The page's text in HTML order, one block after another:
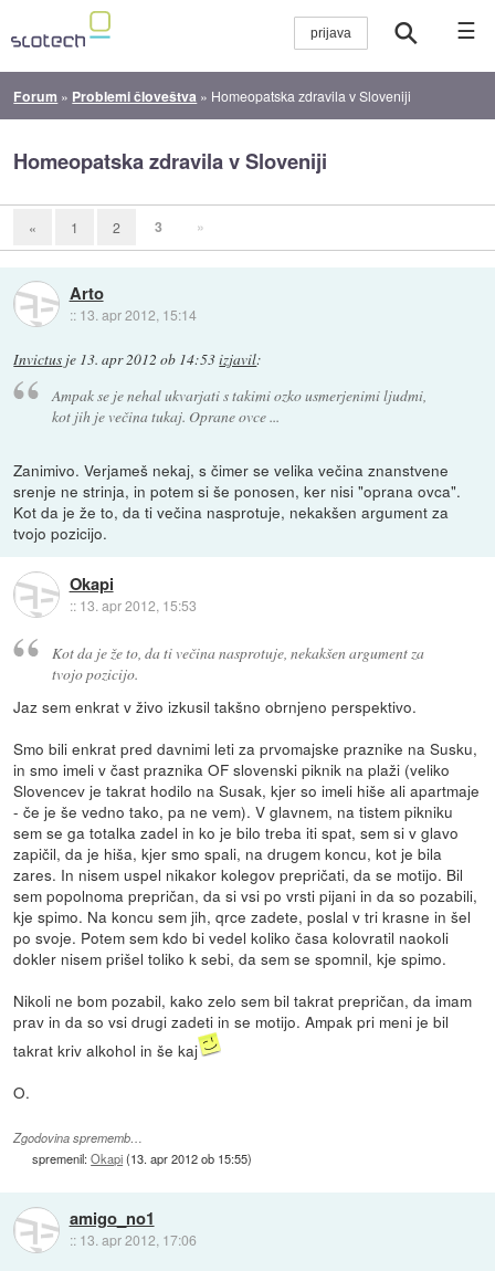
☰
Forum » Problemi človeštva » Homeopatska zdravila v Sloveniji
Homeopatska zdravila v Sloveniji
« 1 2 3 »
Arto
:: 13. apr 2012, 15:14
Invictus je 13. apr 2012 ob 14:53izjavil:
Ampak se je nehal ukvarjati s takimi ozko usmerjenimi ljudmi,
kot jih je večina tukaj. Oprane ovce ...
Zanimivo. Verjameš nekaj, s čimer se velika večina znanstvene
srenje ne strinja, in potem si še ponosen, ker nisi "oprana ovca".
Kot da je že to, da ti večina nasprotuje, nekakšen argument za
tvojo pozicijo.
Okapi
:: 13. apr 2012, 15:53
Kot da je že to, da ti večina nasprotuje, nekakšen argument za
tvojo pozicijo.
Jaz sem enkrat v živo izkusil takšno obrnjeno perspektivo.
Smo bili enkrat pred davnimi leti za prvomajske praznike na Susku,
in smo imeli v čast praznika OF slovenski piknik na plaži (veliko
Slovencev je takrat hodilo na Susak, kjer so imeli hiše ali apartmaje
- če je še vedno tako, pa ne vem). V glavnem, na tistem pikniku
sem se ga totalka zadel in ko je bilo treba iti spat, sem si v glavo
zapičil, da je hiša, kjer smo spali, na drugem koncu, kot je bila
zares. In nisem uspel nikakor kolegov prepričati, da se motijo. Bil
sem popolnoma prepričan, da si vsi po vrsti pijani in da so pozabili,
kje spimo. Na koncu sem jih, qrce zadete, poslal v tri krasne in šel
po svoje. Potem sem kdo bi vedel koliko časa kolovratil naokoli
dokler nisem prišel toliko k sebi, da sem se spomnil, kje spimo.
Nikoli ne bom pozabil, kako zelo sem bil takrat prepričan, da imam
prav in da so vsi drugi zadeti in se motijo. Ampak pri meni je bil
takrat kriv alkohol in še kaj
O.
Zgodovina sprememb…
spremenil:Okapi(13. apr 2012 ob 15:55)
amigo_no1
:: 13. apr 2012, 17:06